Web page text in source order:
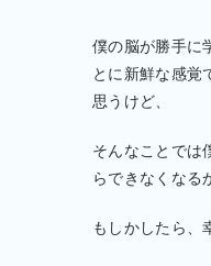
僕の脳が勝手に
とに新鮮な感覚
思うけど、
そんなことでは
らできなくなる
もしかしたら、